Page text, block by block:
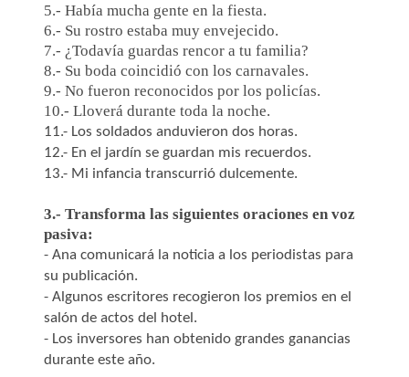
5.- Había mucha gente en la fiesta.
6.- Su rostro estaba muy envejecido.
7.- ¿Todavía guardas rencor a tu familia?
8.- Su boda coincidió con los carnavales.
9.- No fueron reconocidos por los policías.
10.- Lloverá durante toda la noche.
11.- Los soldados anduvieron dos horas.
12.- En el jardín se guardan mis recuerdos.
13.- Mi infancia transcurrió dulcemente.
3.- Transforma las siguientes oraciones en voz
pasiva:
- Ana comunicará la noticia a los periodistas para
su publicación.
- Algunos escritores recogieron los premios en el
salón de actos del hotel.
- Los inversores han obtenido grandes ganancias
durante este año.